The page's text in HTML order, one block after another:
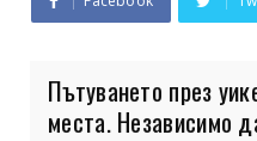
Пътуването през
места. Независимо